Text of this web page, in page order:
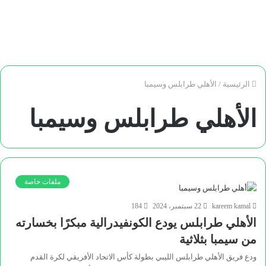
الرئيسية / الأهلي طرابلس وسيمبا
الأهلي طرابلس وسيمبا
ملفات خاصة
kareem kamal 22 سبتمبر، 2024 184
الأهلي طرابلس يودع الكونفيدرالية مبكرًا بخسارته
من سيمبا بثلاثية
ودع فريق الأهلي طرابلس الليبي بطولة كأس الاتحاد الأفريقي لكرة القدم